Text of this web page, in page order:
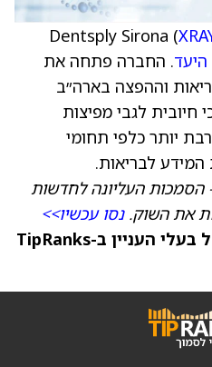
. החברה פתחה את
וההפצה בארה״ב
חיובית לגבי מפיצות
יותר כלפי תחומי
המידע לבריאות.
הסמכות העליונה לחדשות
את השוק.נסו עכשיו>>
ראו את המניות החמות של בעלי העניין ב-TipRanks